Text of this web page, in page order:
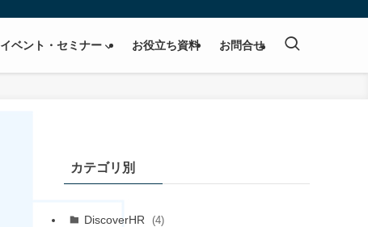
イベント・セミナー お役立ち資料 お問合せ
カテゴリ別
DiscoverHR (4)